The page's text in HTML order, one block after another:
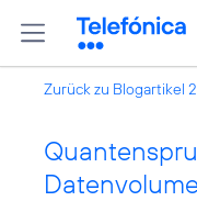
Zurück zu Blogartikel